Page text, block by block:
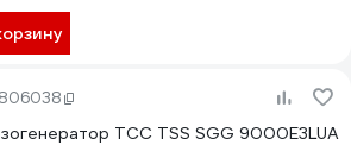
ТСС TSS SGG 9000E3LUA